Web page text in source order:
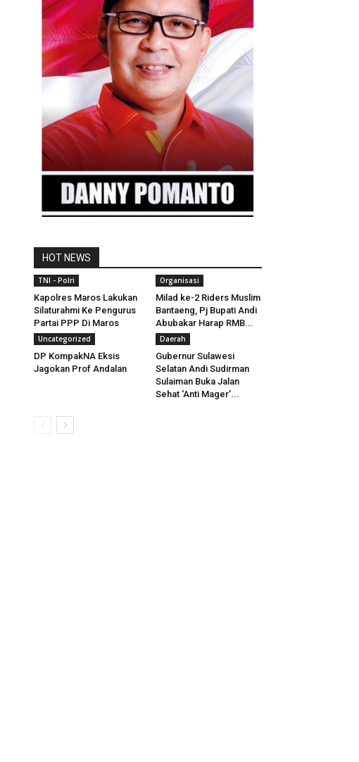
HOT NEWS
TNI - Polri
Kapolres Maros Lakukan
Silaturahmi Ke Pengurus
Partai PPP Di Maros
Organisasi
Milad ke-2 Riders Muslim
Bantaeng, Pj Bupati Andi
Abubakar Harap RMB...
Uncategorized
DP KompakNA Eksis
Jagokan Prof Andalan
Daerah
Gubernur Sulawesi
Selatan Andi Sudirman
Sulaiman Buka Jalan
Sehat ‘Anti Mager’...